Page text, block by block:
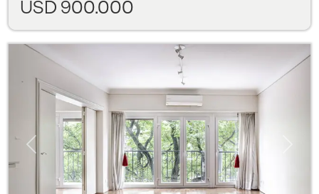
USD 900.000
Previous